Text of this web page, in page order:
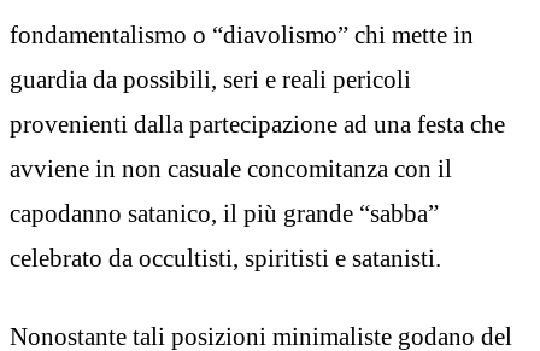
fondamentalismo o “diavolismo” chi mette in
guardia da possibili, seri e reali pericoli
provenienti dalla partecipazione ad una festa che
avviene in non casuale concomitanza con il
capodanno satanico, il più grande “sabba”
celebrato da occultisti, spiritisti e satanisti.
Nonostante tali posizioni minimaliste godano del